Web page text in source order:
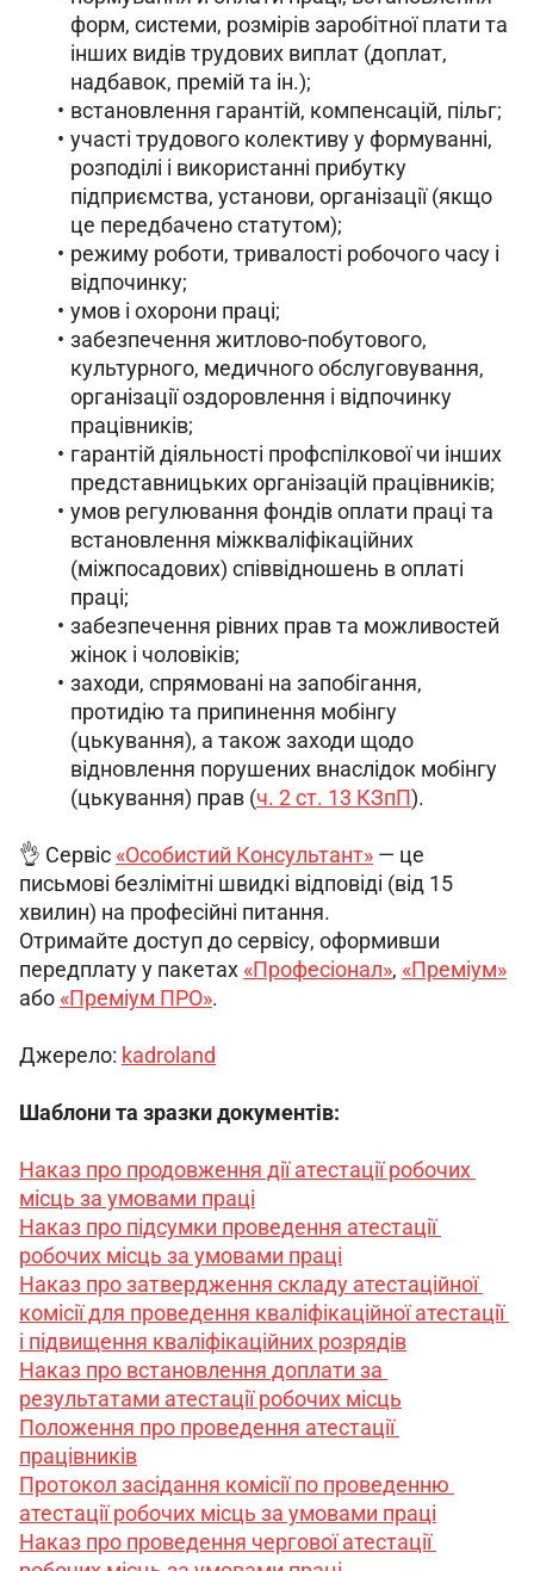
форм, системи, розмірів заробітної плати та
інших видів трудових виплат (доплат,
надбавок, премій та ін.);
встановлення гарантій, компенсацій, пільг;
участі трудового колективу у формуванні,
розподілі і використанні прибутку
підприємства, установи, організації (якщо
це передбачено статутом);
режиму роботи, тривалості робочого часу і
відпочинку;
умов і охорони праці;
забезпечення житлово-побутового,
культурного, медичного обслуговування,
організації оздоровлення і відпочинку
працівників;
гарантій діяльності профспілкової чи інших
представницьких організацій працівників;
умов регулювання фондів оплати праці та
встановлення міжкваліфікаційних
(міжпосадових) співвідношень в оплаті
праці;
забезпечення рівних прав та можливостей
жінок і чоловіків;
заходи, спрямовані на запобігання,
протидію та припинення мобінгу
(цькування), а також заходи щодо
відновлення порушених внаслідок мобінгу
(цькування) прав (ч. 2 ст. 13 КЗпП).
👌 Сервіс «Особистий Консультант» — це
письмові безлімітні швидкі відповіді (від 15
хвилин) на професійні питання.
Отримайте доступ до сервісу, оформивши
передплату у пакетах «Професіонал», «Преміум»
або «Преміум ПРО».
Джерело: kadroland
Шаблони та зразки документів:
Наказ про продовження дії атестації робочих
місць за умовами праці
Наказ про підсумки проведення атестації
робочих місць за умовами праці
Наказ про затвердження складу атестаційної
комісії для проведення кваліфікаційної атестації
і підвищення кваліфікаційних розрядів
Наказ про встановлення доплати за
результатами атестації робочих місць
Положення про проведення атестації
працівників
Протокол засідання комісії по проведенню
атестації робочих місць за умовами праці
Наказ про проведення чергової атестації